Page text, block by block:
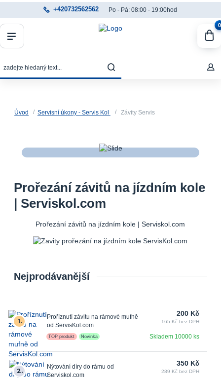
+420732562562 Po - Pá: 08:00 - 19:00hod
0
Úvod Servisní úkony - Servis Kol Závity Servis
Prořezání závitů na jízdním kole
| Serviskol.com
Prořezání závitů na jízdním kole | Serviskol.com
Nejprodávanější
1.
Proříznutí závitu na rámové mufně
od ServisKol.com
Skladem 10000 ks
TOP produkt Novinka
200 Kč
165 Kč bez DPH
2.
Nýtování díry do rámu od
Serviskol.com
350 Kč
289 Kč bez DPH